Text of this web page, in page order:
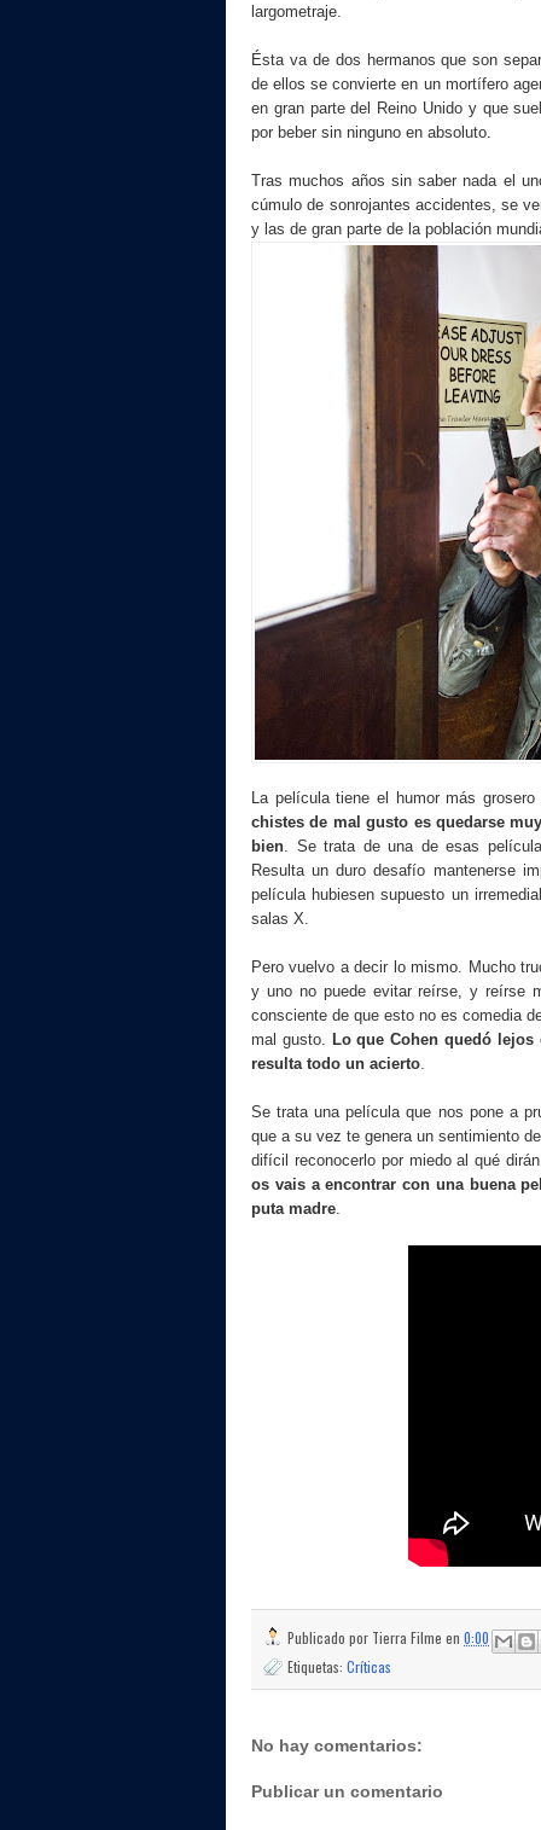
largometraje.
Ésta va de dos hermanos que son
de ellos se convierte en un mortífero
en gran parte del Reino Unido y que
por beber sin ninguno en absoluto.
Tras muchos años sin saber nada el
cúmulo de sonrojantes accidentes, se
y las de gran parte de la población
La película tiene el humor más
chistes de mal gusto es quedarse
bien . Se trata de una de esas
Resulta un duro desafío mantenerse
película hubiesen supuesto un
salas X.
Pero vuelvo a decir lo mismo. Mucho
y uno no puede evitar reírse, y reírse
consciente de que esto no es comedia
mal gusto. Lo que Cohen quedó
resulta todo un acierto
Se trata una película que nos pone a
que a su vez te genera un sentimiento
difícil reconocerlo por miedo al qué
os vais a encontrar con una buena
puta madre
Publicado por Tierra Filme en 0:00
Etiquetas: Críticas
No hay comentarios:
Publicar un comentario